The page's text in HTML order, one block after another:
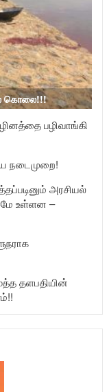
கொலை!!!
பழிவாங்கி
நடைமுறை!
அரசியல்
உள்ளன –
தளபதியின்